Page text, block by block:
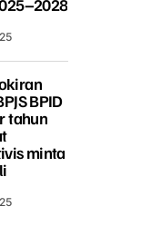
BPID
tahun
minta